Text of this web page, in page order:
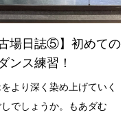
場日誌⑤】初めての
ンス練習！
より深く染め上げていく
でしょうか。もあダむ